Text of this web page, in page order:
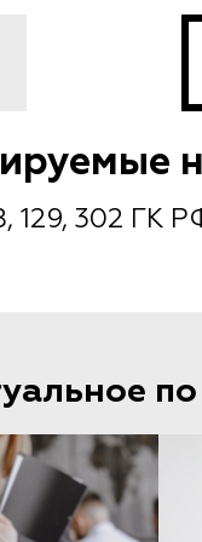
129, 302 ГК